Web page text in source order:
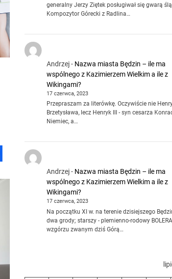
generalny Jerzy Ziętek posługiwał się gwarą
Kompozytor Górecki z Radlina…
Andrzej- Nazwa miasta Będzin – ile ma
wspólnego z Kazimierzem Wielkim a ile z
Wikingami?
17 czerwca, 2023
Przepraszam za literówkę. Oczywiście nie
Brzetysława, lecz Henryk III - syn cesarza
Niemiec, a…
Andrzej- Nazwa miasta Będzin – ile ma
wspólnego z Kazimierzem Wielkim a ile z
Wikingami?
17 czerwca, 2023
Na początku XI w. na terenie dzisiejszego
dwa grody; starszy - plemienno-rodowy
wzgórzu zwanym dziś Górą…